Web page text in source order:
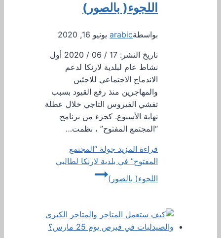
اللجوء( بالصور)
بواسطةarabic يونيو 16, 2020
تاريخ النشر: 17 / 06 / 2020 أول
نشاط عام لبلدية لارنكا لدعم
الاندماج الاجتماعي للاجئين
والمهاجرين منذ رفع القيود بسبب
تفشي الفيروس التاجي خلال عطلة
نهاية الأسبوع. كجزء من برنامج
“المجتمع المفتوح” ، نظمت…
قراءة المزيد جولة “المجتمع
المفتوح” في بلدية لارنكا لطالبي
اللجوء( بالصور)